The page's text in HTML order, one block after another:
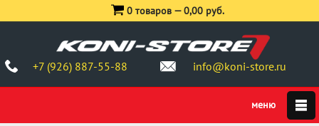
+7 (926) 887-55-88 info@koni-store.ru
0 товаров —0,00 руб.